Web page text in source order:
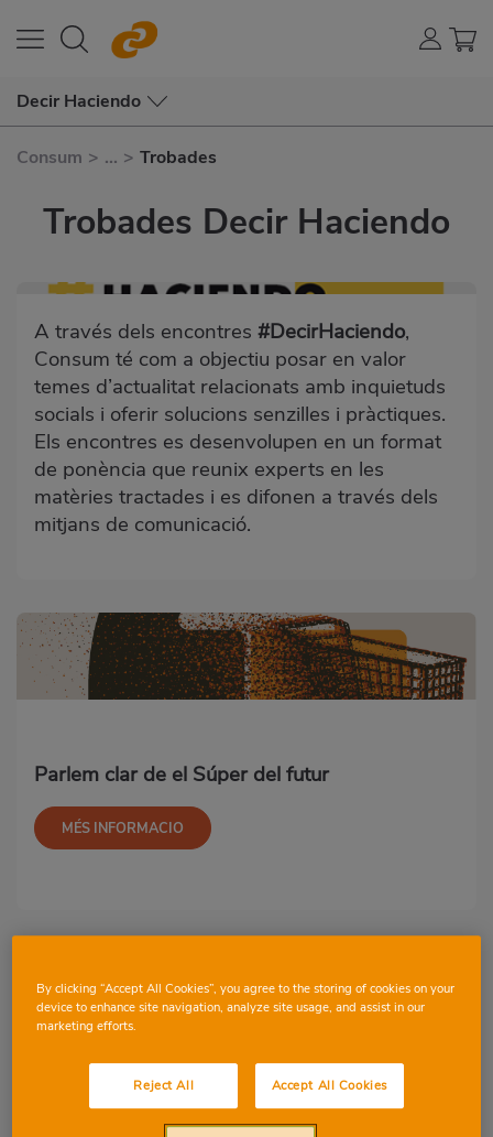
Decir Haciendo
Consum > ... > Trobades
Trobades Decir Haciendo
A través dels encontres #DecirHaciendo,
Consum té com a objectiu posar en valor
temes d’actualitat relacionats amb inquietuds
socials i oferir solucions senzilles i pràctiques.
Els encontres es desenvolupen en un format
de ponència que reunix experts en les
matèries tractades i es difonen a través dels
mitjans de comunicació.
Parlem clar de el Súper del futur
MÉS INFORMACIO
By clicking “Accept All Cookies”, you agree to the storing of cookies on your
device to enhance site navigation, analyze site usage, and assist in our
marketing efforts.
Reject All Accept All Cookies